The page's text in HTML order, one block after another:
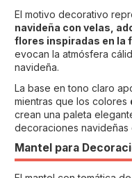
El motivo decorativo
navideña con velas,
flores inspiradas en la
evocan la atmósfera
navideña.
La base en tono claro
mientras que los colores
crean una paleta
decoraciones navideñas
Mantel para